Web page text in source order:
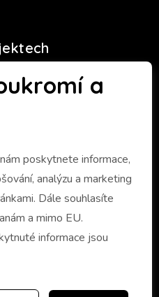
a
poskytnete informace,
analýzu a marketing
a mimo EU.
informace jsou